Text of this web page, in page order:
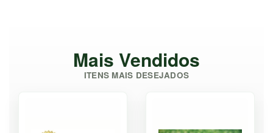
Mais Vendidos
ITENS MAIS DESEJADOS